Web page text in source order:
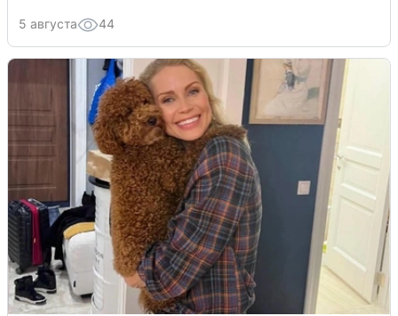
5 августа 44